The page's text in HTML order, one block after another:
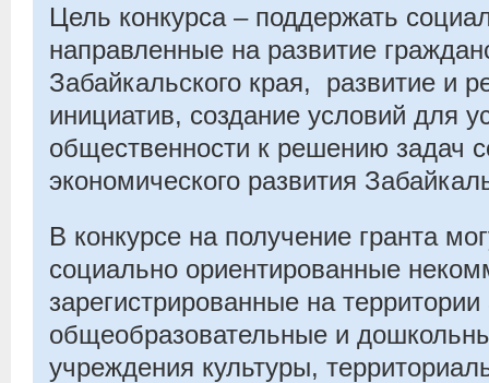
Цель конкурса – поддержать
направленные на развитие
Забайкальского края, развитие и
инициатив, создание условий для
общественности к решению задач
экономического развития
В конкурсе на получение гранта
социально ориентированные
зарегистрированные на
общеобразовательные и
учреждения культуры,